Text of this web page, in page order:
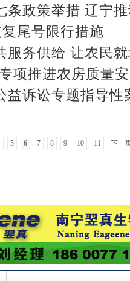
条政策举措 辽宁
尾号限行措施
服务供给 让农民
项推进农房质量
益诉讼专题指导性
5 6 7 8 9 10 11 下一